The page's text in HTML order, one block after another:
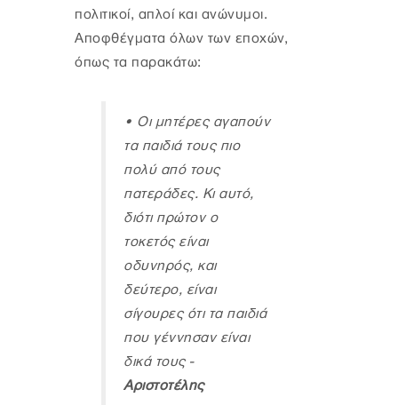
πολιτικοί, απλοί και ανώνυμοι.
Αποφθέγματα όλων των εποχών,
όπως τα παρακάτω:
• Οι μητέρες αγαπούν
τα παιδιά τους πιο
πολύ από τους
πατεράδες. Κι αυτό,
διότι πρώτον ο
τοκετός είναι
οδυνηρός, και
δεύτερο, είναι
σίγουρες ότι τα παιδιά
που γέννησαν είναι
δικά τους -
Αριστοτέλης